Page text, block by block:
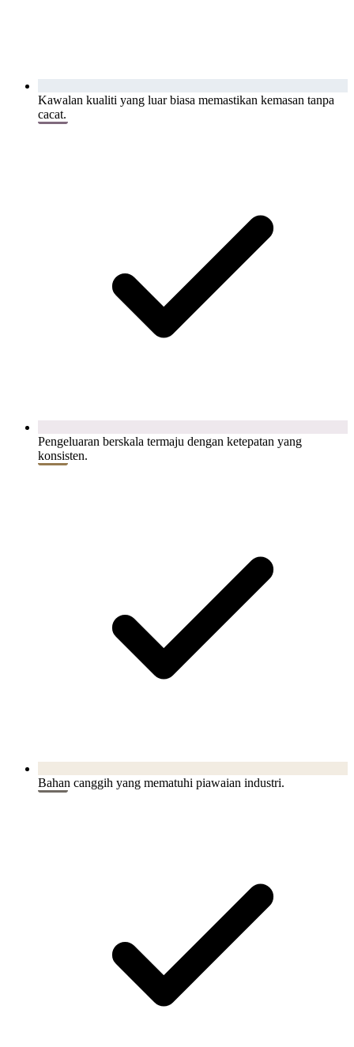
Kawalan kualiti yang luar biasa memastikan kemasan tanpa
cacat.
Pengeluaran berskala termaju dengan ketepatan yang
konsisten.
Bahan canggih yang mematuhi piawaian industri.